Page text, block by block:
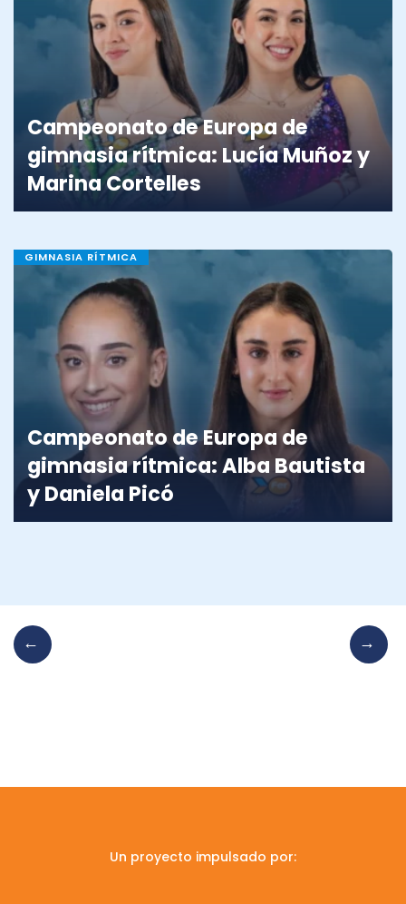
Campeonato de Europa de
gimnasia rítmica: Lucía Muñoz y
Marina Cortelles
GIMNASIA RÍTMICA
Campeonato de Europa de
gimnasia rítmica: Alba Bautista
y Daniela Picó
Un proyecto impulsado por: